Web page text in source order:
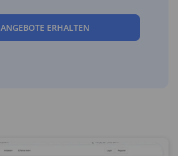
ANGEBOTE ERHALTEN